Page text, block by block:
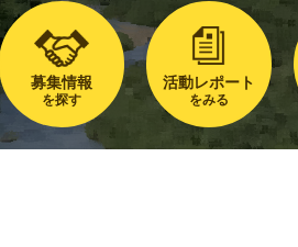
募集情報
を探す
活動レポート
をみる